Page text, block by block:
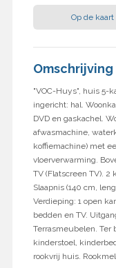
Op de kaart
Omschrijving
"VOC-Huys", huis 5-
ingericht: hal.
DVD en gaskachel.
afwasmachine,
koffiemachine) met
vloerverwarming.
TV (Flatscreen TV).
Slaapnis (140 cm,
Verdieping: 1 open
bedden en TV.
Terrasmeubelen. Ter
kinderstoel,
rookvrij huis.